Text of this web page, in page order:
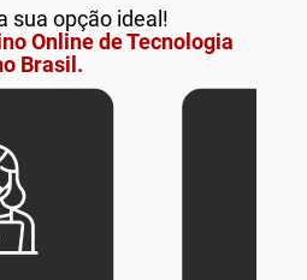
sua opção ideal!
Online de Tecnologia
Brasil.